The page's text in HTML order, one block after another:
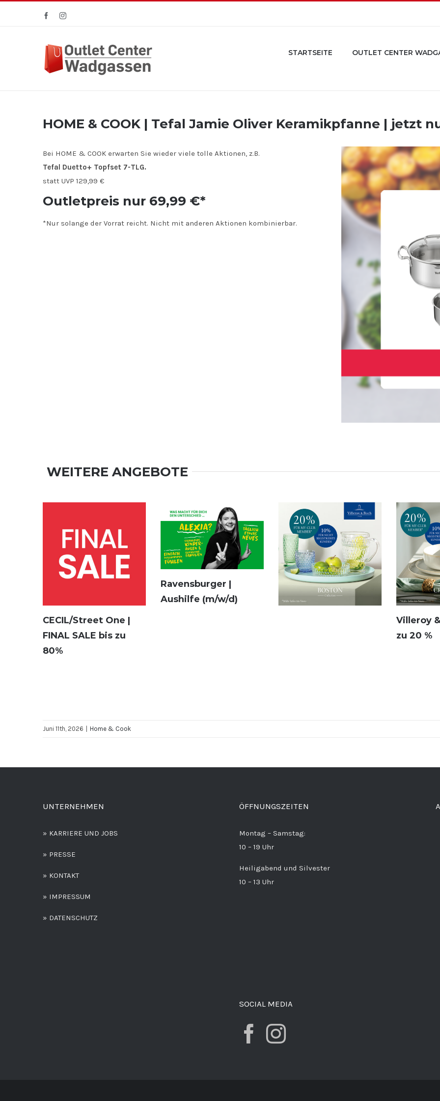
FacebookInstagram
STARTSEITE OUTLET CENTER
HOME & COOK | Tefal Jamie Oliver Keramikpfanne | jetzt
Bei HOME & COOK erwarten Sie wieder viele tolle Aktionen, z.B.
Tefal Duetto+ Topfset 7-TLG.
statt UVP 129,99 €
Outletpreis nur 69,99 €*
*Nur solange der Vorrat reicht. Nicht mit anderen Aktionen kombinierbar.
WEITERE ANGEBOTE
CECIL/Street One |
FINAL SALE bis zu
80%
Ravensburger |
Aushilfe (m/w/d)
Villeroy
zu 20 %
Juni 11th, 2026 | Home & Cook
UNTERNEHMEN
» KARRIERE UND JOBS
» PRESSE
» KONTAKT
» IMPRESSUM
» DATENSCHUTZ
ÖFFNUNGSZEITEN
Montag – Samstag:
10 – 19 Uhr
Heiligabend und Silvester
10 – 13 Uhr
SOCIAL MEDIA